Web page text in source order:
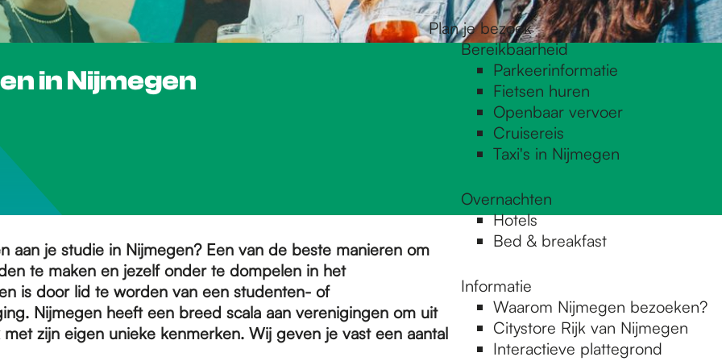
Plan je bezoek
Bereikbaarheid
Parkeerinformatie
Fietsen huren
Openbaar vervoer
Cruisereis
Taxi's in Nijmegen
Overnachten
Hotels
Bed & breakfast
Informatie
Waarom Nijmegen bezoeken?
Citystore Rijk van Nijmegen
Interactieve plattegrond
in Nijmegen
aan je studie in Nijmegen? Een van de beste manieren om
te maken en jezelf onder te dompelen in het
is door lid te worden van een studenten- of
Nijmegen heeft een breed scala aan verenigingen om uit
zijn eigen unieke kenmerken. Wij geven je vast een aantal